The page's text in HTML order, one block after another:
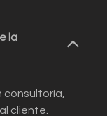
la
cliente.